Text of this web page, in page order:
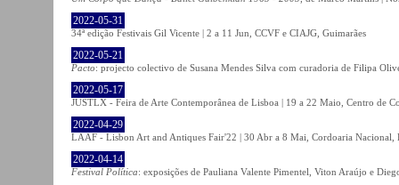
2022-05-31
34ª edição Festivais Gil Vicente | 2 a 11 Jun, CCVF e CIAJG, Guimarães
2022-05-21
Pacto: projecto colectivo de Susana Mendes Silva com curadoria de Filipa
2022-05-17
JUSTLX - Feira de Arte Contemporânea de Lisboa | 19 a 22 Maio, Centro de
2022-04-29
LAAF - Lisbon Art and Antiques Fair'22 | 30 Abr a 8 Mai, Cordoaria Nacional,
2022-04-14
Festival Política: exposições de Pauliana Valente Pimentel, Viton Araújo e